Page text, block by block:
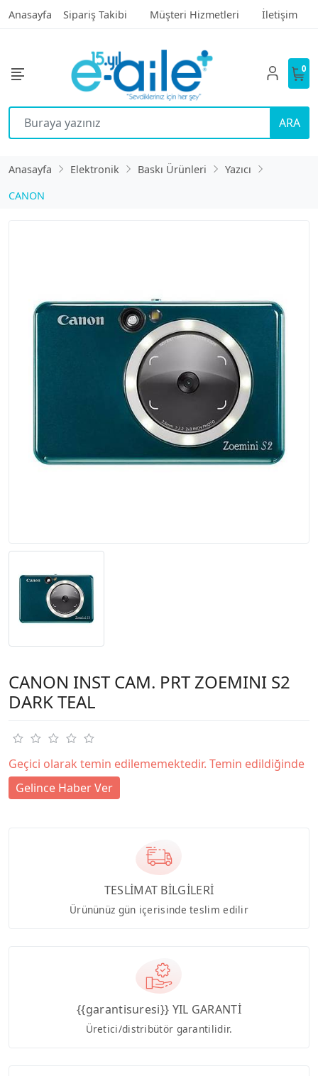
Anasayfa Sipariş Takibi Müşteri Hizmetleri İletişim
ARA
0
Anasayfa Elektronik Baskı Ürünleri
Yazıcı
CANON
CANON INST CAM. PRT ZOEMINI S2
DARK TEAL
Geçici olarak temin edilememektedir. Temin edildiğinde
Gelince Haber Ver
TESLİMAT BİLGİLERİ
Ürününüz gün içerisinde teslim edilir
{{garantisuresi}} YIL GARANTİ
Üretici/distribütör garantilidir.